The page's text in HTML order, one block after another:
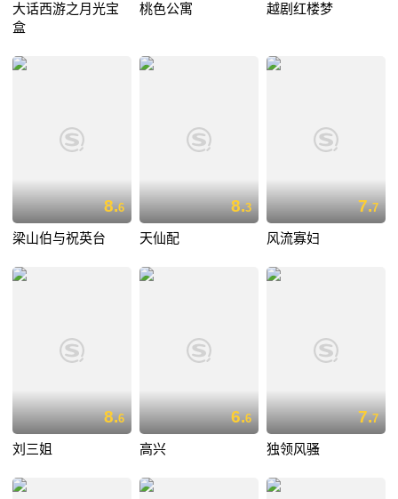
大话西游之月光宝
盒
桃色公寓 越剧红楼梦
8.6
梁山伯与祝英台
8.3
天仙配
7.7
风流寡妇
8.6
刘三姐
6.6
高兴
7.7
独领风骚